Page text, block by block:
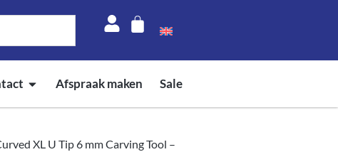
Afspraak maken Sale
XL U Tip 6 mm Carving Tool –